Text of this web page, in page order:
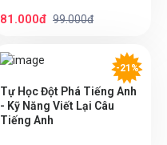
81.000đ 99.000đ
-21%
Tự Học Đột Phá Tiếng Anh
- Kỹ Năng Viết Lại Câu
Tiếng Anh